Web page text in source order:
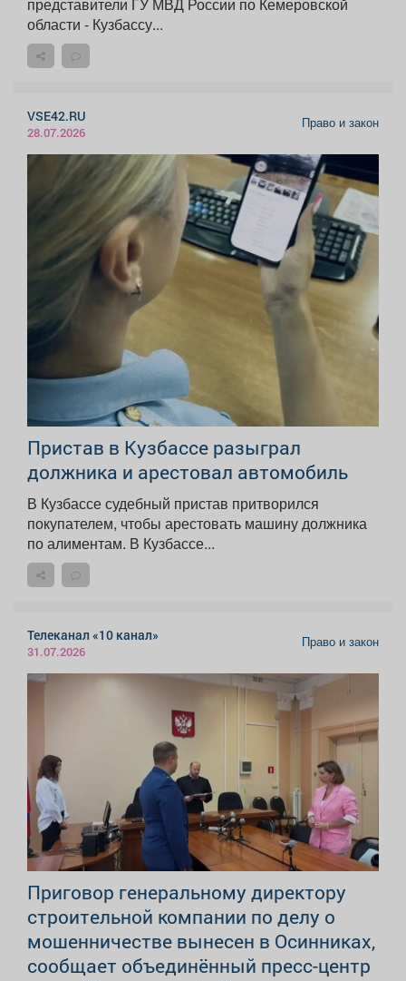
представители ГУ МВД России по Кемеровской
области - Кузбассу...
VSE42.RU
28.07.2026
Право и закон
Пристав в Кузбассе разыграл
должника и арестовал автомобиль
В Кузбассе судебный пристав притворился
покупателем, чтобы арестовать машину должника
по алиментам. В Кузбассе...
Телеканал «10 канал»
31.07.2026
Право и закон
Приговор генеральному директору
строительной компании по делу о
мошенничестве вынесен в Осинниках,
сообщает объединённый пресс-центр